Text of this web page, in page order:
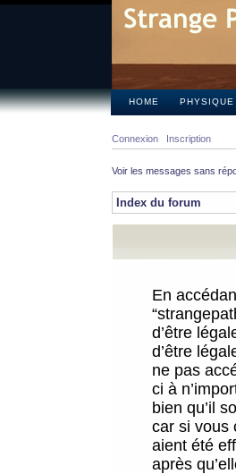
HOME PHYSIQUE
Connexion Inscription
Voir les messages sans
Index du forum
En
d’être
d’être
ne pas
ci à
bien qu’il
car si vous
aient été
après